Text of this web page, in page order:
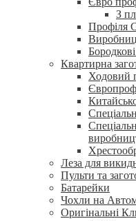
З
Профіля
Квартирна
Ходовий
Леза для
Пульти та
Батарейки
Чохли на
Оригінальні